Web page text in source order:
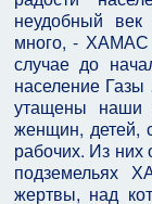
неудобный
много, - ХАМАС
случае до
население
утащены наши
женщин, детей,
рабочих. Из них
подземельях
жертвы, над